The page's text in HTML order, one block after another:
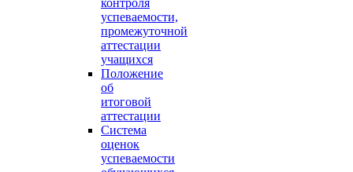
контроля
успеваемости,
промежуточной
аттестации
учащихся
Положение
об
итоговой
аттестации
Система
оценок
успеваемости